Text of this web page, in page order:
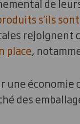
de
s’ils
rejoignent
place,
une économie
des